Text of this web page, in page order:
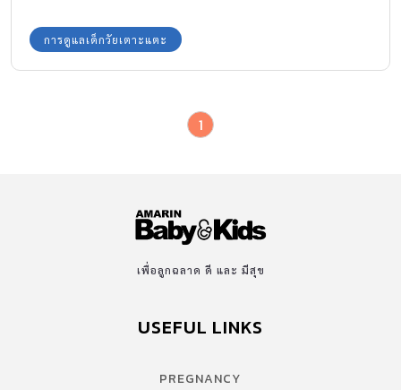
เรียนรู้การดูแลเด็กวัยเตาะแตะ
1
เพื่อลูกฉลาด ดี และ มีสุข
USEFUL LINKS
PREGNANCY